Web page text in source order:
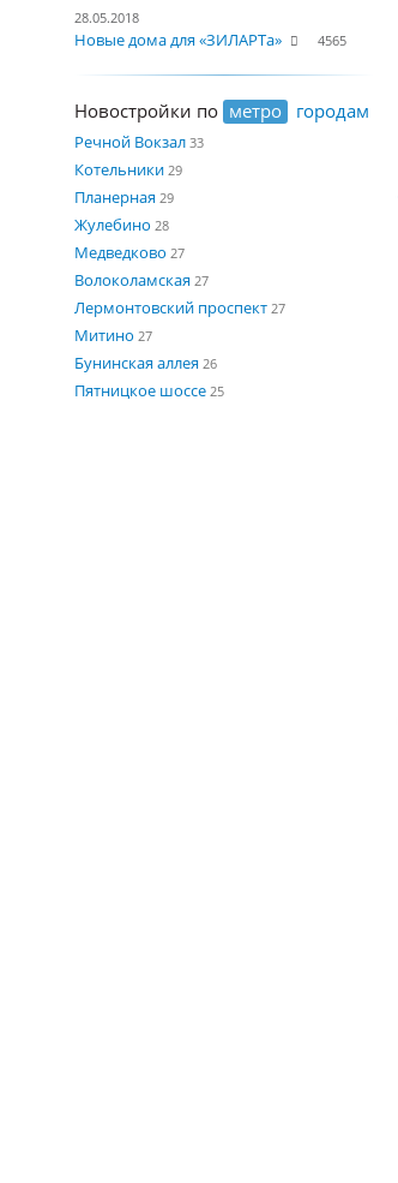
28.05.2018
Новые дома для «ЗИЛАРТа» 4565
Новостройки по метро городам
Речной Вокзал 33
Котельники 29
Планерная 29
Жулебино 28
Медведково 27
Волоколамская 27
Лермонтовский проспект 27
Митино 27
Бунинская аллея 26
Пятницкое шоссе 25